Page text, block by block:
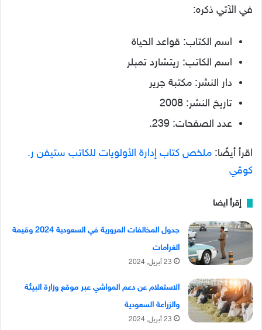
في الآتي ذكره:
اسم الكتاب: قواعد الحياة
اسم الكاتب: ريتشارد تمبلر
دار النشر: مكتبة جرير
تاريخ النشر: 2008
عدد الصفحات: 239.
اقرأ أيضًا: ملخص كتاب إدارة الأولويات للكاتب ستيفن ر.
كوڤي
إقرأ ايضا
جدول المخالفات المرورية في السعودية 2024 وقيمة
الغرامات
23 أبريل, 2024
الاستعلام عن دعم المواشي عبر موقع وزارة البيئة
والزراعة السعودية
23 أبريل, 2024